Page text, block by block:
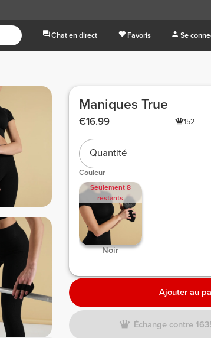
Chat en direct Favoris Se
Maniques True
€16.99 152
Quantité
Couleur
Seulement 8
restants
Noir
Ajouter au
Échange contre